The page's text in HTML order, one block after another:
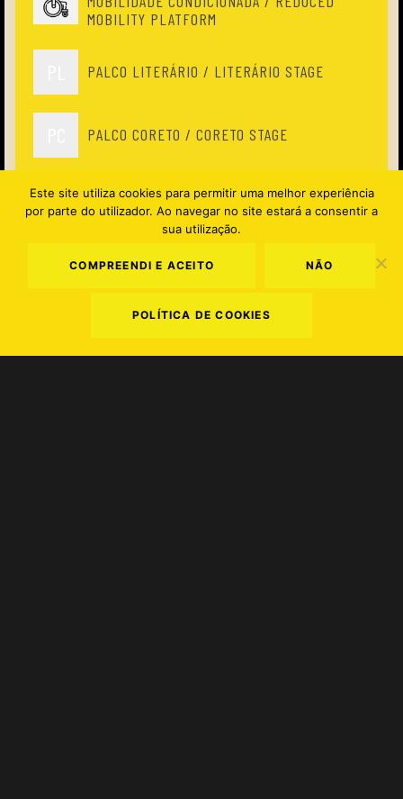
MOBILITY PLATFORM
PALCO LITERÁRIO / LITERÁRIO STAGE
PALCO CORETO / CORETO STAGE
PH PALCO HEINEKEN / HEINEKEN STAGE
PALCO COMÉDIA / COMEDY STAGE
PALCO WTF CLUBBING / WTF CLUBBING
Este site utiliza cookies para permitir uma melhor experiência
por parte do utilizador. Ao navegar no site estará a consentir a
sua utilização.
COMPREENDI E ACEITO NÃO
POLÍTICA DE COOKIES